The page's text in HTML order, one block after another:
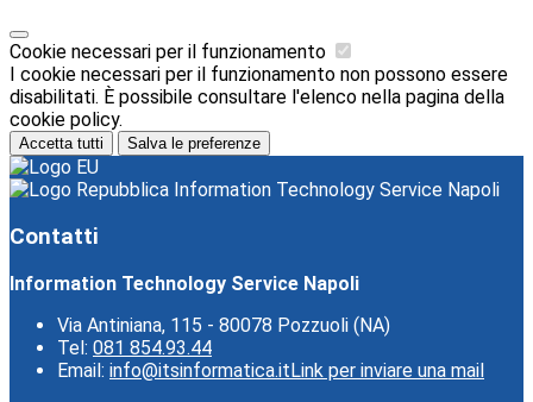
Cookie necessari per il funzionamento
I cookie necessari per il funzionamento non possono essere
disabilitati. È possibile consultare l'elenco nella pagina della
cookie policy.
Accetta tutti Salva le preferenze
Information Technology Service Napoli
Contatti
Information Technology Service Napoli
Via Antiniana, 115 - 80078 Pozzuoli (NA)
Tel: 081 854.93.44
Email: info@itsinformatica.itLink per inviare una mail